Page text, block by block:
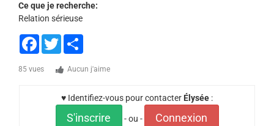
Ce que je recherche:
Relation sérieuse
Facebook
Twitter
85 vues Aucun j'aime
♥ Identifiez-vous pour contacter Élysée :
S'inscrire - ou - Connexion